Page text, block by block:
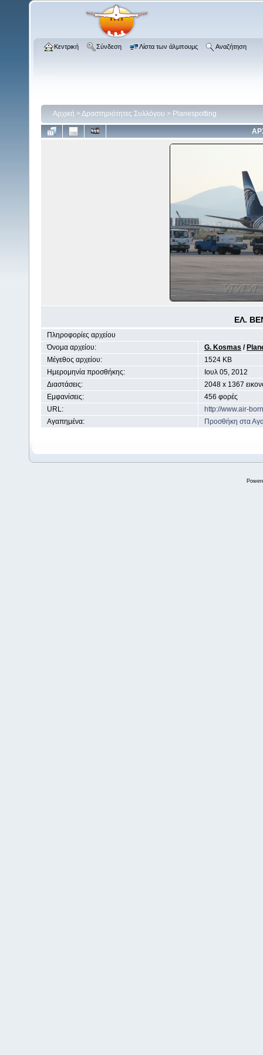
Κεντρική Σύνδεση Λίστα των άλμπουμς Αναζήτηση
Αρχική >Δραστηριότητες Συλλόγου > Planespotting
ΕΛ.
Πληροφορίες αρχείου
Όνομα αρχείου:
G. Kosmas /
Μέγεθος αρχείου:
1524 KB
Ημερομηνία προσθήκης:
Ιουλ 05, 2012
Διαστάσεις:
2048 x 1367
Εμφανίσεις:
456 φορές
URL:
http://www.air-
Αγαπημένα:
Προσθήκη στα